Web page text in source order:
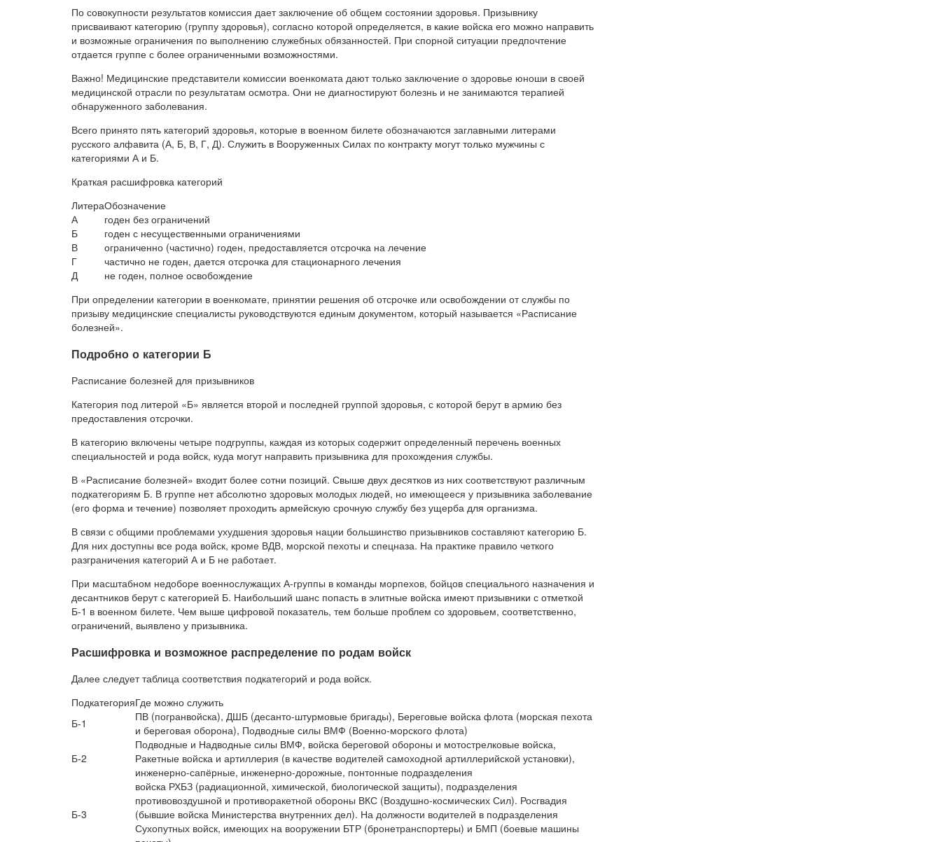
По совокупности результатов комиссия дает заключение об общем состоянии здоровья. Призывнику
присваивают категорию (группу здоровья), согласно которой определяется, в какие войска его можно направить
и возможные ограничения по выполнению служебных обязанностей. При спорной ситуации предпочтение
отдается группе с более ограниченными возможностями.
Важно! Медицинские представители комиссии военкомата дают только заключение о здоровье юноши в своей
медицинской отрасли по результатам осмотра. Они не диагностируют болезнь и не занимаются терапией
обнаруженного заболевания.
Всего принято пять категорий здоровья, которые в военном билете обозначаются заглавными литерами
русского алфавита (А, Б, В, Г, Д). Служить в Вооруженных Силах по контракту могут только мужчины с
категориями А и Б.
Краткая расшифровка категорий
ЛитераОбозначение
А
годен без ограничений
Б
годен с несущественными ограничениями
В
ограниченно (частично) годен, предоставляется отсрочка на лечение
Г
частично не годен, дается отсрочка для стационарного лечения
Д
не годен, полное освобождение
При определении категории в военкомате, принятии решения об отсрочке или освобождении от службы по
призыву медицинские специалисты руководствуются единым документом, который называется «Расписание
болезней».
Подробно о категории Б
Расписание болезней для призывников
Категория под литерой «Б» является второй и последней группой здоровья, с которой берут в армию без
предоставления отсрочки.
В категорию включены четыре подгруппы, каждая из которых содержит определенный перечень военных
специальностей и рода войск, куда могут направить призывника для прохождения службы.
В «Расписание болезней» входит более сотни позиций. Свыше двух десятков из них соответствуют различным
подкатегориям Б. В группе нет абсолютно здоровых молодых людей, но имеющееся у призывника заболевание
(его форма и течение) позволяет проходить армейскую срочную службу без ущерба для организма.
В связи с общими проблемами ухудшения здоровья нации большинство призывников составляют категорию Б.
Для них доступны все рода войск, кроме ВДВ, морской пехоты и спецназа. На практике правило четкого
разграничения категорий А и Б не работает.
При масштабном недоборе военнослужащих А-группы в команды морпехов, бойцов специального назначения и
десантников берут с категорией Б. Наибольший шанс попасть в элитные войска имеют призывники с отметкой
Б-1 в военном билете. Чем выше цифровой показатель, тем больше проблем со здоровьем, соответственно,
ограничений, выявлено у призывника.
Расшифровка и возможное распределение по родам войск
Далее следует таблица соответствия подкатегорий и рода войск.
ПодкатегорияГде можно служить
Б-1
ПВ (погранвойска), ДШБ (десанто-штурмовые бригады), Береговые войска флота (морская пехота
и береговая оборона), Подводные силы ВМФ (Военно-морского флота)
Б-2
Подводные и Надводные силы ВМФ, войска береговой обороны и мотострелковые войска,
Ракетные войска и артиллерия (в качестве водителей самоходной артиллерийской установки),
инженерно-сапёрные, инженерно-дорожные, понтонные подразделения
Б-3
войска РХБЗ (радиационной, химической, биологической защиты), подразделения
противовоздушной и противоракетной обороны ВКС (Воздушно-космических Сил). Росгвадия
(бывшие войска Министерства внутренних дел). На должности водителей в подразделения
Сухопутных войск, имеющих на вооружении БТР (бронетранспортеры) и БМП (боевые машины